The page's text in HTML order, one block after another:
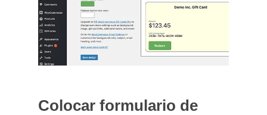
Colocar formulario de